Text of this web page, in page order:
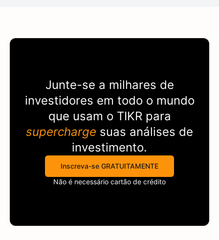
Junte-se a milhares de
investidores em todo o mundo
que usam o TIKR para
supercharge suas análises de
investimento.
Inscreva-se GRATUITAMENTE
Não é necessário cartão de crédito